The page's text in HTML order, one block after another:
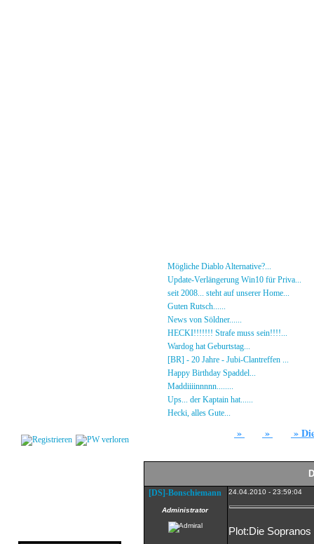
Mögliche Diablo Alternative?...
Update-Verlängerung Win10 für Priva...
seit 2008... steht auf unserer Home...
Guten Rutsch......
News von Söldner......
HECKI!!!!!!! Strafe muss sein!!!!...
Wardog hat Geburtstag...
[BR] - 20 Jahre - Jubi-Clantreffen ...
Happy Birthday Spaddel...
Maddiiiinnnnn........
Ups... der Kaptain hat......
Hecki, alles Gute...
» » »
[DS]-Bonschiemann
Administrator
24.04.2010 - 23:59:04
Plot:Die Sopranos